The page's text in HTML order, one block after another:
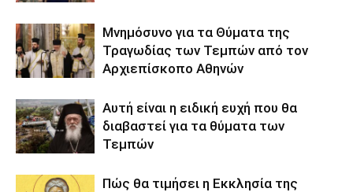
Μνημόσυνο για τα Θύματα της
Τραγωδίας των Τεμπών από τον
Αρχιεπίσκοπο Αθηνών
Αυτή είναι η ειδική ευχή που θα
διαβαστεί για τα θύματα των
Τεμπών
Πώς θα τιμήσει η Εκκλησία της